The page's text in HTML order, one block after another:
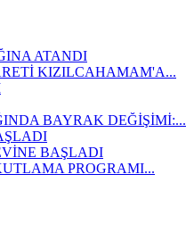
ATANDI
KIZILCAHAMAM'A...
BAYRAK DEĞİŞİMİ:...
BAŞLADI
PROGRAMI...